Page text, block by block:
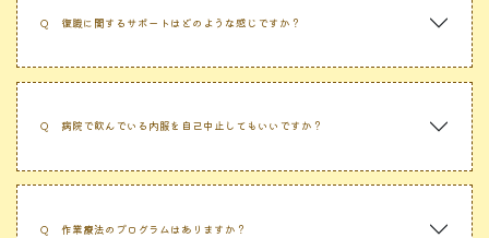
Ｑ 復職に関するサポートはどのような感じですか？
Ｑ 病院で飲んでいる内服を自己中止してもいいですか？
Ｑ 作業療法のプログラムはありますか？